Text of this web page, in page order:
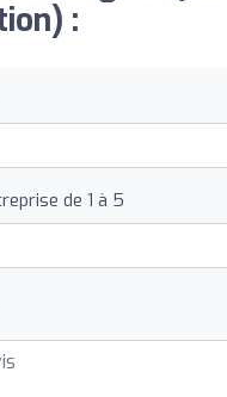
:
de 1 à 5